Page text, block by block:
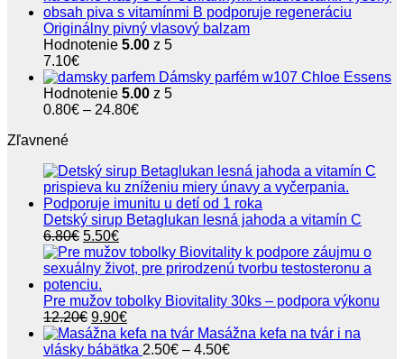
Originálny pivný vlasový balzam
Hodnotenie 5.00 z 5
7.10€
Dámsky parfém w107 Chloe Essens
Hodnotenie 5.00 z 5
0.80€ – 24.80€Price
24.80€
Zľavnené
Detský sirup Betaglukan lesná jahoda a vitamín C
6.80€ Pôvodná
cena
bola:
6.80€.
5.50€Aktuálna
cena
je:
Pre mužov tobolky Biovitality 30ks – podpora výkonu
12.20€ Pôvodná
cena
bola:
9.90€Aktuálna
cena
je:
Masážna kefa na tvár i na
vlásky bábätka 2.50€ – 4.50€Price